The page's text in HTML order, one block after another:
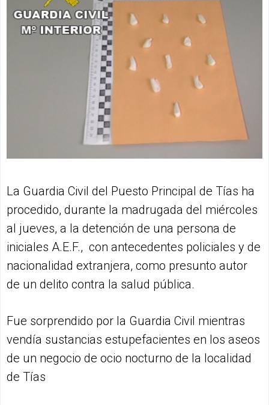
La Guardia Civil del Puesto Principal de Tías ha
procedido, durante la madrugada del miércoles
al jueves, a la detención de una persona de
iniciales A.E.F., con antecedentes policiales y de
nacionalidad extranjera, como presunto autor
de un delito contra la salud pública.
Fue sorprendido por la Guardia Civil mientras
vendía sustancias estupefacientes en los aseos
de un negocio de ocio nocturno de la localidad
de Tías